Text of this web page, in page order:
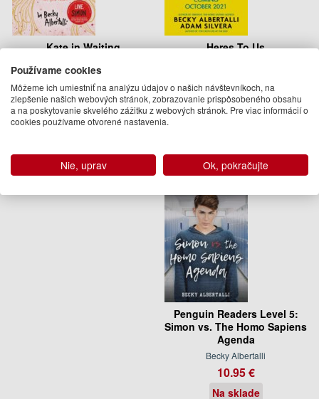
Kate in Waiting
Becky Albertalli
10.50 €
22.04.2021
(predobjednávka)
Heres To Us
12.95 €
Na sklade
Penguin Readers Level 5:
Simon vs. The Homo Sapiens
Agenda
Becky Albertalli
10.95 €
Na sklade
Používame cookies
Môžeme ich umiestniť na analýzu údajov o našich návštevníkoch, na
zlepšenie našich webových stránok, zobrazovanie prispôsobeného obsahu
a na poskytovanie skvelého zážitku z webových stránok. Pre viac informácií o
cookies používame otvorené nastavenia.
Nie, uprav Ok, pokračujte